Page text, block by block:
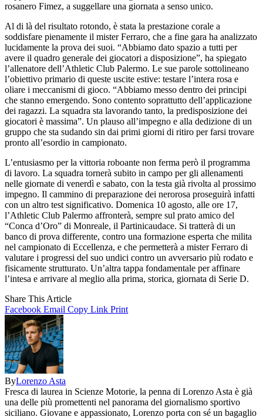
rosanero Fimez, a suggellare una giornata a senso unico.
Al di là del risultato rotondo, è stata la prestazione corale a
soddisfare pienamente il mister Ferraro, che a fine gara ha analizzato
lucidamente la prova dei suoi. “Abbiamo dato spazio a tutti per
avere il quadro generale dei giocatori a disposizione”, ha spiegato
l’allenatore dell’Athletic Club Palermo. Le sue parole sottolineano
l’obiettivo primario di queste uscite estive: testare l’intera rosa e
oliare i meccanismi di gioco. “Abbiamo messo dentro dei principi
che stanno emergendo. Sono contento soprattutto dell’applicazione
dei ragazzi. La squadra sta lavorando tanto, la predisposizione dei
giocatori è massima”. Un plauso all’impegno e alla dedizione di un
gruppo che sta sudando sin dai primi giorni di ritiro per farsi trovare
pronto all’esordio in campionato.
L’entusiasmo per la vittoria roboante non ferma però il programma
di lavoro. La squadra tornerà subito in campo per gli allenamenti
nelle giornate di venerdì e sabato, con la testa già rivolta al prossimo
impegno. Il cammino di preparazione dei nerorosa proseguirà infatti
con un altro test significativo. Domenica 10 agosto, alle ore 17,
l’Athletic Club Palermo affronterà, sempre sul prato amico del
“Conca d’Oro” di Monreale, il Partinicaudace. Si tratterà di un
banco di prova differente, contro una formazione esperta che milita
nel campionato di Eccellenza, e che permetterà a mister Ferraro di
valutare i progressi del suo undici contro un avversario più rodato e
fisicamente strutturato. Un’altra tappa fondamentale per affinare
l’intesa e arrivare al meglio alla prima, storica, giornata di Serie D.
Share This Article
Facebook Email Copy Link Print
ByLorenzo Asta
Fresca di laurea in Scienze Motorie, la penna di Lorenzo Asta è già
una delle più promettenti nel panorama del giornalismo sportivo
siciliano. Giovane e appassionato, Lorenzo porta con sé un bagaglio